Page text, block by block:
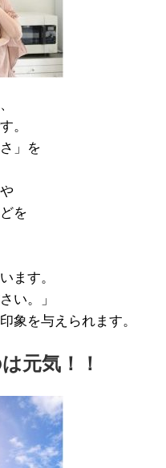
。
」を
を
ます。
い。」
象を与えられます。
元気！！